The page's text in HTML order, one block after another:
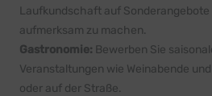
Laufkundschaft auf Sonderangebote
aufmerksam zu machen.
Gastronomie: Bewerben Sie
Veranstaltungen wie Weinabende
oder auf der Straße.